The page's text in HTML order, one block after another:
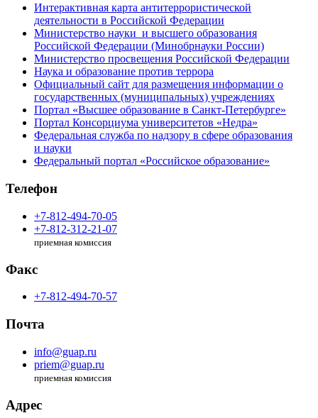
Интерактивная карта антитеррористической
деятельности в Российской Федерации
Министерство науки и высшего образования
Российской Федерации (Минобрнауки России)
Министерство просвещения Российской Федерации
Наука и образование против террора
Официальный сайт для размещения информации о
государственных (муниципальных) учреждениях
Портал «Высшее образование в Санкт-Петербурге»
Портал Консорциума университетов «Недра»
Федеральная служба по надзору в сфере образования
и науки
Федеральный портал «Российское образование»
Телефон
+7-812-494-70-05
+7-812-312-21-07
приемная комиссия
Факс
+7-812-494-70-57
Почта
info@guap.ru
priem@guap.ru
приемная комиссия
Адрес